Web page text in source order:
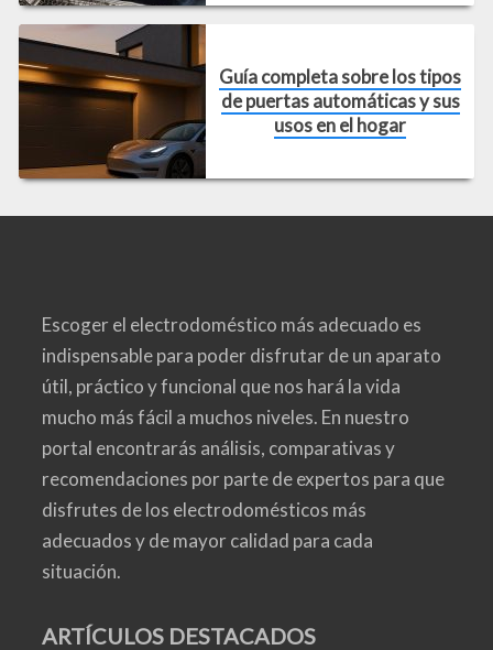
Guía completa sobre los tipos
de puertas automáticas y sus
usos en el hogar
Escoger el electrodoméstico más adecuado es
indispensable para poder disfrutar de un aparato
útil, práctico y funcional que nos hará la vida
mucho más fácil a muchos niveles. En nuestro
portal encontrarás análisis, comparativas y
recomendaciones por parte de expertos para que
disfrutes de los electrodomésticos más
adecuados y de mayor calidad para cada
situación.
ARTÍCULOS DESTACADOS